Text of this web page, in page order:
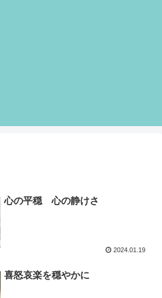
心の平穏 心の静けさ
2024.01.19
喜怒哀楽を穏やかに